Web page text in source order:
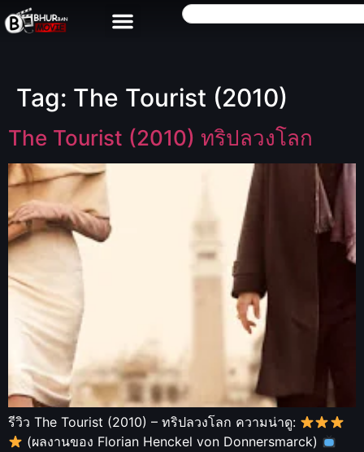
Tag: The Tourist (2010)
The Tourist (2010) ทริปลวงโลก
รีวิว The Tourist (2010) – ทริปลวงโลก ความน่าดู:
(ผลงานของ Florian Henckel von Donnersmarck)